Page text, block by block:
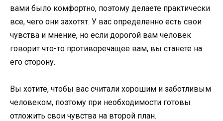
вами было комфортно, поэтому делаете практически
все, чего они захотят. У вас определенно есть свои
чувства и мнение, но если дорогой вам человек
говорит что-то противоречащее вам, вы станете на
его сторону.
Вы хотите, чтобы вас считали хорошим и заботливым
человеком, поэтому при необходимости готовы
отложить свои чувства на второй план.